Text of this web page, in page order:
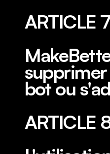
ARTICLE
bot ou
ARTICLE